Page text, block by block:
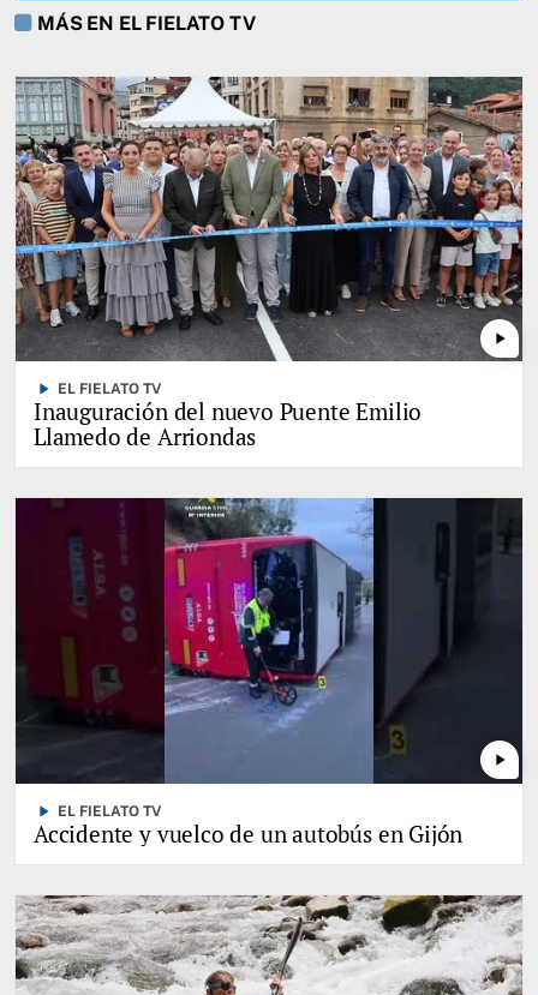
MÁS EN EL FIELATO TV
play_arrow
play_arrow EL FIELATO TV
Inauguración del nuevo Puente Emilio
Llamedo de Arriondas
play_arrow
play_arrow EL FIELATO TV
Accidente y vuelco de un autobús en Gijón